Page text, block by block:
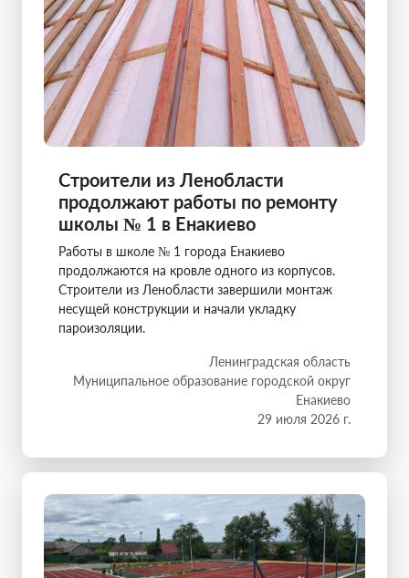
Строители из Ленобласти
продолжают работы по ремонту
школы № 1 в Енакиево
Работы в школе № 1 города Енакиево
продолжаются на кровле одного из корпусов.
Строители из Ленобласти завершили монтаж
несущей конструкции и начали укладку
пароизоляции.
Ленинградская область
Муниципальное образование городской округ
Енакиево
29 июля 2026 г.